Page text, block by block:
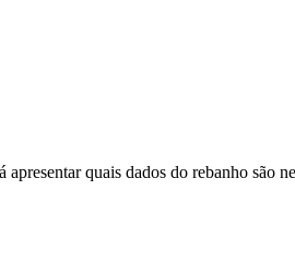
quais dados do rebanho são